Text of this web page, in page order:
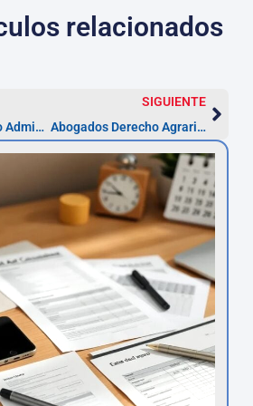
relacionados
Abogados Derecho Administrativo en Córdoba
SIGUIENTE
Abogados Derecho Agrario en Córdoba